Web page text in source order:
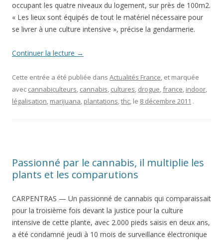
occupant les quatre niveaux du logement, sur près de 100m2.
« Les lieux sont équipés de tout le matériel nécessaire pour
se livrer à une culture intensive », précise la gendarmerie.
Continuer la lecture →
Cette entrée a été publiée dans Actualités France, et marquée
avec cannabiculteurs, cannabis, cultures, drogue,france, indoor,
légalisation, marijuana, plantations,thc, le 8 décembre 2011 .
Passionné par le cannabis, il multiplie les
plants et les comparutions
CARPENTRAS — Un passionné de cannabis qui comparaissait
pour la troisième fois devant la justice pour la culture
intensive de cette plante, avec 2.000 pieds saisis en deux ans,
a été condamné jeudi à 10 mois de surveillance électronique